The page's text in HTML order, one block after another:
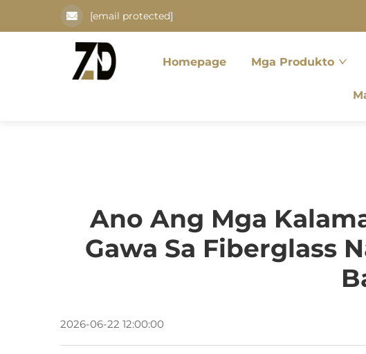
[email protected]
Homepage Mga Produkto
Ano Ang Mga
Gawa Sa Fiberglass
2026-06-22 12:00:00